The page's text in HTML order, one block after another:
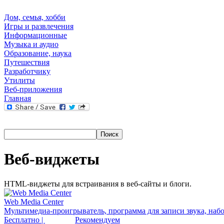
Дом, семья, хобби
Игры и развлечения
Информационные
Музыка и аудио
Образование, наука
Путешествия
Разработчику
Утилиты
Веб-приложения
Главная
Веб-виджеты
HTML-виджеты для встраивания в веб-сайты и блоги.
Web Media Center
Мультимедиа-проигрыватель, программа для записи звука,
Бесплатно |
Рекомендуем